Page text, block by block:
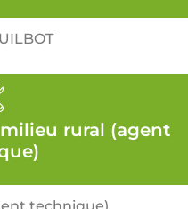
rural (agent
technique)